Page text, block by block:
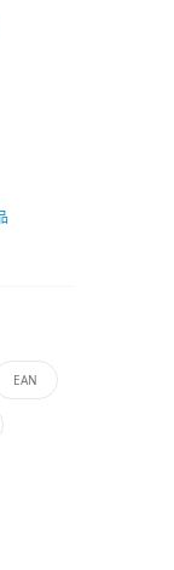
EAN